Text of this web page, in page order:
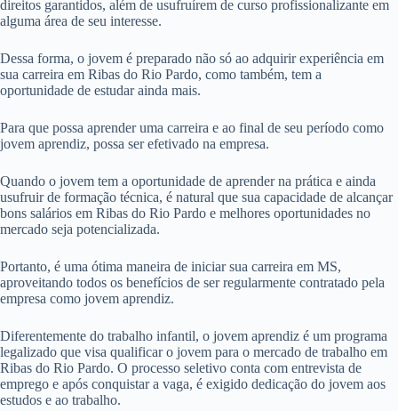
direitos garantidos, além de usufruírem de curso profissionalizante em
alguma área de seu interesse.
Dessa forma, o jovem é preparado não só ao adquirir experiência em
sua carreira em Ribas do Rio Pardo, como também, tem a
oportunidade de estudar ainda mais.
Para que possa aprender uma carreira e ao final de seu período como
jovem aprendiz, possa ser efetivado na empresa.
Quando o jovem tem a oportunidade de aprender na prática e ainda
usufruir de formação técnica, é natural que sua capacidade de alcançar
bons salários em Ribas do Rio Pardo e melhores oportunidades no
mercado seja potencializada.
Portanto, é uma ótima maneira de iniciar sua carreira em MS,
aproveitando todos os benefícios de ser regularmente contratado pela
empresa como jovem aprendiz.
Diferentemente do trabalho infantil, o jovem aprendiz é um programa
legalizado que visa qualificar o jovem para o mercado de trabalho em
Ribas do Rio Pardo. O processo seletivo conta com entrevista de
emprego e após conquistar a vaga, é exigido dedicação do jovem aos
estudos e ao trabalho.